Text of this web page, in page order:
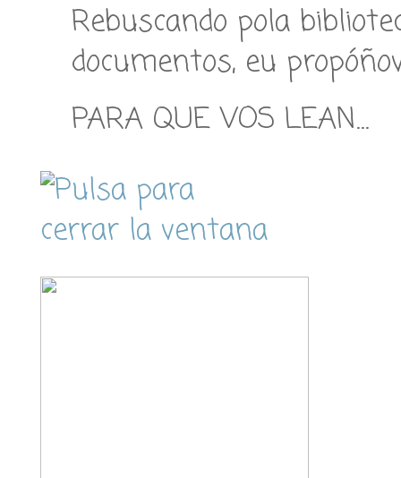
Rebuscando pola
documentos, eu
PARA QUE VOS LEAN…